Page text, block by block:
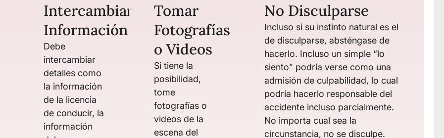
Intercambiar
Información
Debe
intercambiar
detalles como
la información
de la licencia
de conducir, la
información
Tomar
Fotografías
o Videos
Si tiene la
posibilidad,
tome
fotografías o
videos de la
escena del
No Disculparse
Incluso si su instinto natural es el
de disculparse, absténgase de
hacerlo. Incluso un simple “lo
siento” podría verse como una
admisión de culpabilidad, lo cual
podría hacerlo responsable del
accidente incluso parcialmente.
No importa cual sea la
circunstancia, no se disculpe.